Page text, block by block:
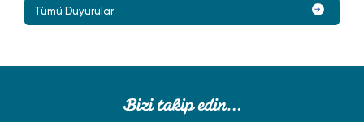
Tümü Duyurular